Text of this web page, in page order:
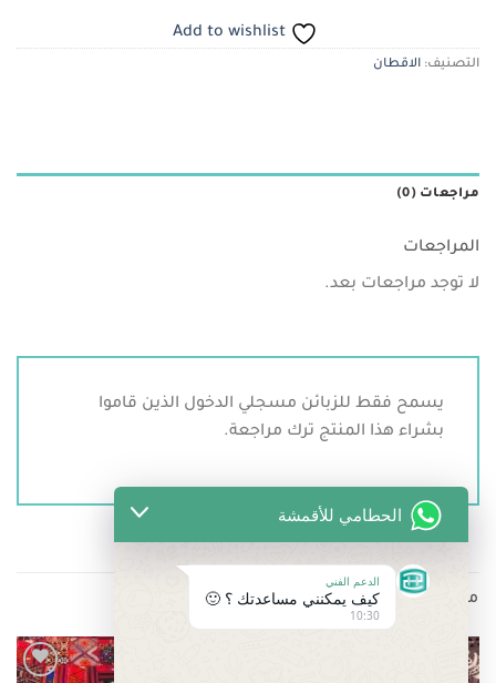
Add to wishlist
التصنيف: الاقطان
مراجعات (0)
المراجعات
لا توجد مراجعات بعد.
يسمح فقط للزبائن مسجلي الدخول الذين قاموا
بشراء هذا المنتج ترك مراجعة.
منتجات ذات صلة
الحطامي للأقمشة
الدعم الفني
كيف يمكنني مساعدتك ؟ 🙂
10:30